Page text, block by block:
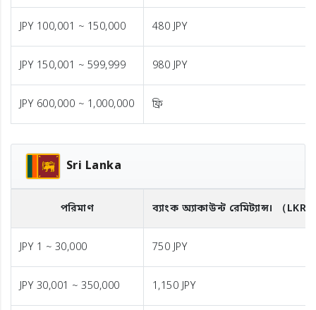
JPY 100,001 ~ 150,000 480 JPY
JPY 150,001 ~ 599,999 980 JPY
JPY 600,000 ~ 1,000,000 ফ্রি
Sri Lanka
পরিমাণ ব্যাংক অ্যাকাউন্ট রেমিট্যান্স। （LKR）
JPY 1 ~ 30,000 750 JPY
JPY 30,001 ~ 350,000 1,150 JPY